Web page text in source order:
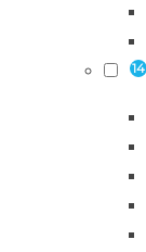
14